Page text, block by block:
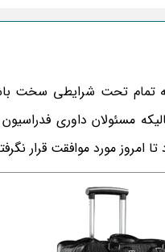
شغل پراسترس و دشواری دارند. آنها باید ناظر به اجرای مقررات بازی، 90 دقیقه
مسئولان داوری فدراسیون